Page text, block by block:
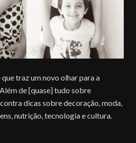
traz um novo olhar para a
de [quase] tudo sobre
dicas sobre decoração, moda,
nutrição, tecnologia e cultura.